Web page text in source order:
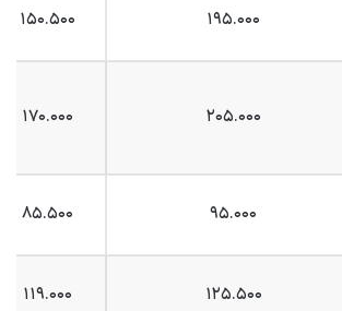
۱۹۵.۰۰۰ ۱۵۰.۵۰۰
۲۰۵.۰۰۰ ۱۷۰.۰۰۰
۹۵.۰۰۰ ۸۵.۵۰۰
۱۲۵.۵۰۰ ۱۱۹.۰۰۰